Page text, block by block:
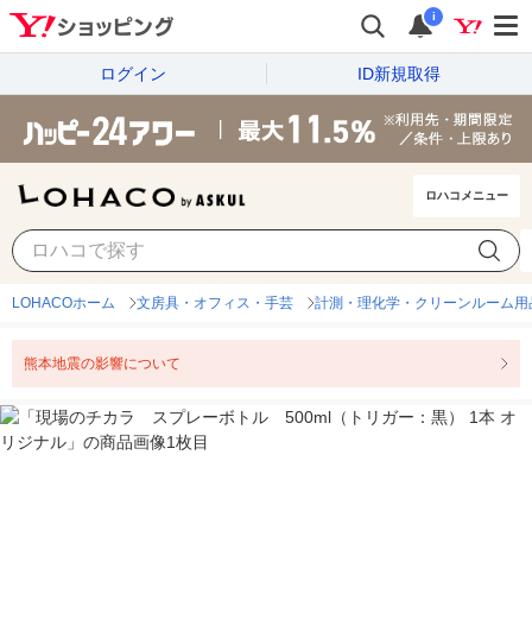
i
ログイン ID新規取得
ロハコメニュー
LOHACOホーム 文房具・オフィス・手芸 計測・理化学・クリーンルーム用
熊本地震の影響について